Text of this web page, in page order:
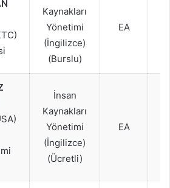
Kaynakları
Yönetimi
(İngilizce)
(Burslu)
EA
İnsan
Kaynakları
Yönetimi
(İngilizce)
(Ücretli)
EA